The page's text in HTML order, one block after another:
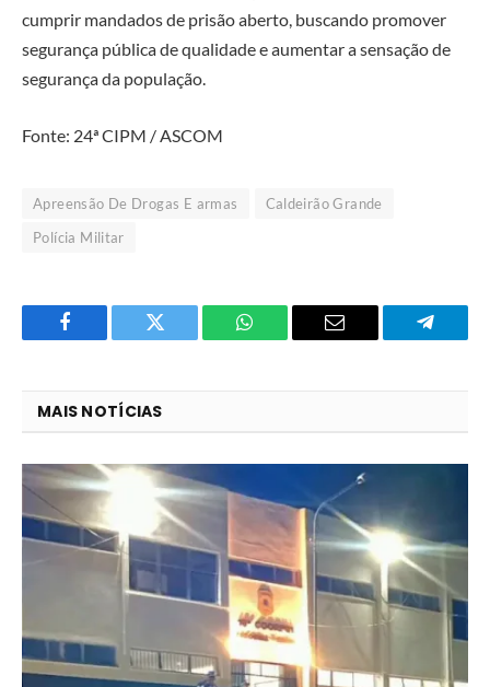
cumprir mandados de prisão aberto, buscando promover
segurança pública de qualidade e aumentar a sensação de
segurança da população.
Fonte: 24ª CIPM / ASCOM
Apreensão De Drogas E armas
Caldeirão Grande
Polícia Militar
Facebook Twitter
O
WhatsApp?
E-
MAIS NOTÍCIAS